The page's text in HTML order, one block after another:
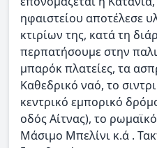
ηφαιστείου αποτέλεσε
κτιρίων της, κατά τη
περπατήσουμε στην
μπαρόκ πλατείες, τα
Καθεδρικό ναό, το
κεντρικό εμπορικό
οδός Αίτνας), το
Μάσιμο Μπελίνι κ.ά .